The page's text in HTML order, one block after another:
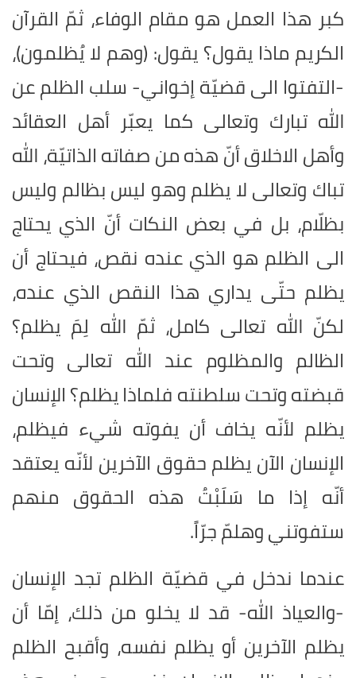
كبر هذا العمل هو مقام الوفاء، ثمّ القرآن
الكريم ماذا يقول؟ يقول: (وهم لا يُظلمون)،
-التفتوا الى قضيّة إخواني- سلب الظلم عن
الله تبارك وتعالى كما يعبّر أهل العقائد
وأهل الاخلاق أنّ هذه من صفاته الذاتيّة، الله
تباك وتعالى لا يظلم وهو ليس بظالم وليس
بظلّام، بل في بعض النكات أنّ الذي يحتاج
الى الظلم هو الذي عنده نقص، فيحتاج أن
يظلم حتّى يداري هذا النقص الذي عنده،
لكنّ الله تعالى كامل، ثمّ الله لِمَ يظلم؟
الظالم والمظلوم عند الله تعالى وتحت
قبضته وتحت سلطنته فلماذا يظلم؟ الإنسان
يظلم لأنّه يخاف أن يفوته شيء فيظلم،
الإنسان الآن يظلم حقوق الآخرين لأنّه يعتقد
أنّه إذا ما سَلَبْتُ هذه الحقوق منهم
ستفوتني وهلمّ جرّاً.
عندما ندخل في قضيّة الظلم تجد الإنسان
-والعياذ الله- قد لا يخلو من ذلك، إمّا أن
يظلم الآخرين أو يظلم نفسه، وأقبح الظلم